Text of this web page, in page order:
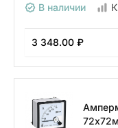
В наличии
3 348.00 ₽